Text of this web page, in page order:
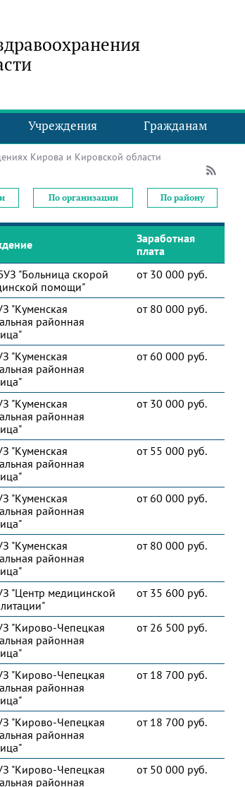
Учреждения Гражданам
Кирова и Кировской области
По организации По району
Заработная
плата
"Больница скорой
помощи"
от 30 000 руб.
"Куменская
районная
от 80 000 руб.
"Куменская
районная
от 60 000 руб.
"Куменская
районная
от 30 000 руб.
"Куменская
районная
от 55 000 руб.
"Куменская
районная
от 60 000 руб.
"Куменская
районная
от 80 000 руб.
"Центр медицинской
от 35 600 руб.
"Кирово-Чепецкая
районная
от 26 500 руб.
"Кирово-Чепецкая
районная
от 18 700 руб.
"Кирово-Чепецкая
районная
от 18 700 руб.
"Кирово-Чепецкая
районная
от 50 000 руб.